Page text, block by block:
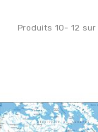
Produits 10- 12 sur